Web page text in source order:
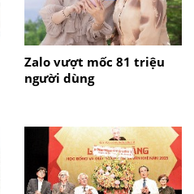
Zalo vượt mốc 81 triệu
người dùng